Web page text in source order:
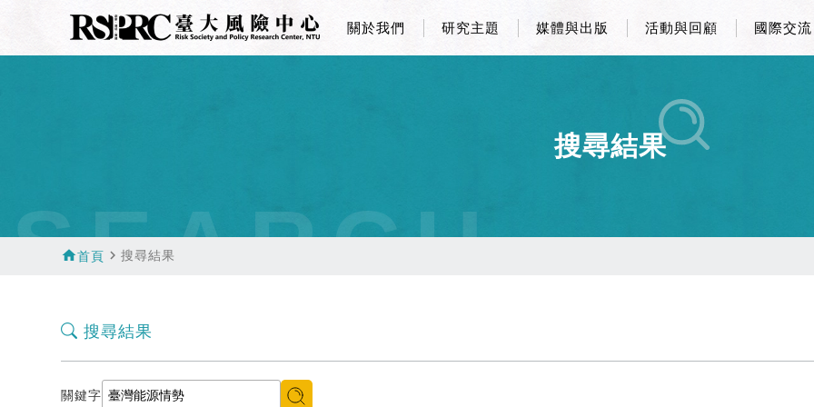
關於我們 研究主題 媒體與出版 活動與回顧 國際交流
搜尋結果
SEARCH
home首頁 navigate_next搜尋結果
搜尋結果
關鍵字